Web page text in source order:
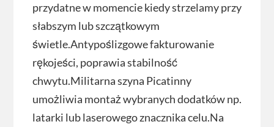
przydatne w momencie kiedy strzelamy przy
słabszym lub szczątkowym
świetle.Antypoślizgowe fakturowanie
rękojeści, poprawia stabilność
chwytu.Militarna szyna Picatinny
umożliwia montaż wybranych dodatków np.
latarki lub laserowego znacznika celu.Na